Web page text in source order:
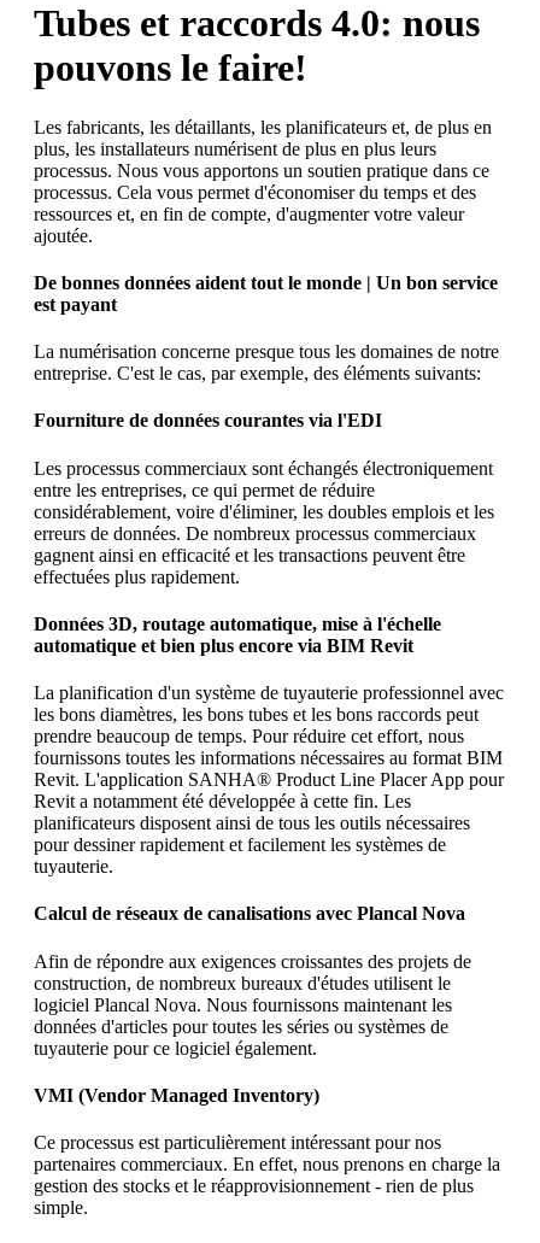
Tubes et raccords 4.0: nous
pouvons le faire!
Les fabricants, les détaillants, les planificateurs et, de plus en
plus, les installateurs numérisent de plus en plus leurs
processus. Nous vous apportons un soutien pratique dans ce
processus. Cela vous permet d'économiser du temps et des
ressources et, en fin de compte, d'augmenter votre valeur
ajoutée.
De bonnes données aident tout le monde | Un bon service
est payant
La numérisation concerne presque tous les domaines de notre
entreprise. C'est le cas, par exemple, des éléments suivants:
Fourniture de données courantes via l'EDI
Les processus commerciaux sont échangés électroniquement
entre les entreprises, ce qui permet de réduire
considérablement, voire d'éliminer, les doubles emplois et les
erreurs de données. De nombreux processus commerciaux
gagnent ainsi en efficacité et les transactions peuvent être
effectuées plus rapidement.
Données 3D, routage automatique, mise à l'échelle
automatique et bien plus encore via BIM Revit
La planification d'un système de tuyauterie professionnel avec
les bons diamètres, les bons tubes et les bons raccords peut
prendre beaucoup de temps. Pour réduire cet effort, nous
fournissons toutes les informations nécessaires au format BIM
Revit. L'application SANHA® Product Line Placer App pour
Revit a notamment été développée à cette fin. Les
planificateurs disposent ainsi de tous les outils nécessaires
pour dessiner rapidement et facilement les systèmes de
tuyauterie.
Calcul de réseaux de canalisations avec Plancal Nova
Afin de répondre aux exigences croissantes des projets de
construction, de nombreux bureaux d'études utilisent le
logiciel Plancal Nova. Nous fournissons maintenant les
données d'articles pour toutes les séries ou systèmes de
tuyauterie pour ce logiciel également.
VMI (Vendor Managed Inventory)
Ce processus est particulièrement intéressant pour nos
partenaires commerciaux. En effet, nous prenons en charge la
gestion des stocks et le réapprovisionnement - rien de plus
simple.